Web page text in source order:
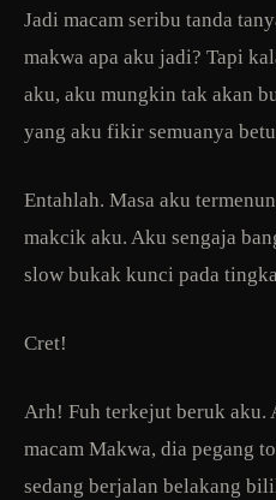
Jadi macam seribu tanda
makwa apa aku jadi? Tapi
aku, aku mungkin tak akan
yang aku fikir semuanya
Entahlah. Masa aku
makcik aku. Aku sengaja
slow bukak kunci pada
Cret!
Arh! Fuh terkejut beruk aku.
macam Makwa, dia pegang
sedang berjalan belakang